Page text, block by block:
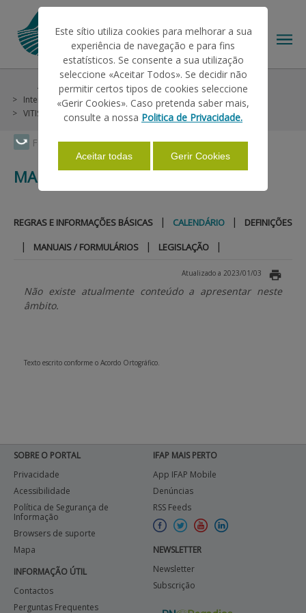
Faça Swipe para ver o menu
O IFAP
AJUDAS/APOIOS
INFORMAÇÕES
PAGAMENTOS
Ajudas/Apoios Outras Ajudas
Histórico
Intervençao em Mercados
Vinho e Vinha
VITIS - PNA 2008-2013
Madeira Calendário
MADEIRA
REGRAS E INFORMAÇÕES BÁSICAS | CALENDÁRIO | DEFINIÇÕES
| MANUAIS / FORMULÁRIOS | LEGISLAÇÃO |
Atualizado a 2023/01/03
Não existe atualmente conteúdo a apresentar neste
âmbito.
Texto escrito conforme o Acordo Ortográfico.
SOBRE O PORTAL
Privacidade
Acessibilidade
Política de Segurança de
Informação
Browsers de suporte
Mapa
INFORMAÇÃO ÚTIL
Contactos
Perguntas Frequentes
IFAP MAIS PERTO
App IFAP Mobile
Denúncias
RSS Feeds
NEWSLETTER
Newsletter
Subscrição
Este sítio utiliza cookies para melhorar a sua
experiência de navegação e para fins
estatísticos. Se consente a sua utilização
seleccione «Aceitar Todos». Se decidir não
permitir certos tipos de cookies seleccione
«Gerir Cookies». Caso pretenda saber mais,
consulte a nossa Politica de Privacidade.
Aceitar todas Gerir Cookies